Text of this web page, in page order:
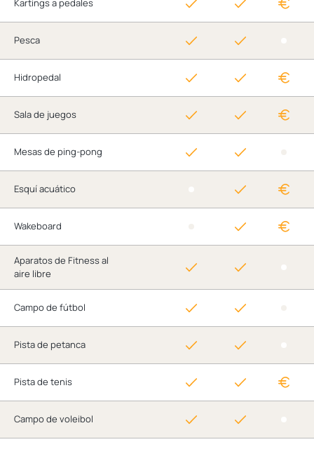
Kartings a pedales
Pesca
Hidropedal
Sala de juegos
Mesas de ping-pong
Esquí acuático
Wakeboard
Aparatos de Fitness al
aire libre
Campo de fútbol
Pista de petanca
Pista de tenis
Campo de voleibol